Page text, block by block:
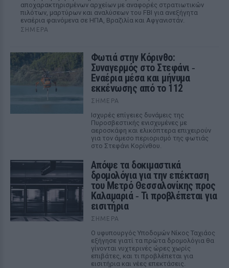
αποχαρακτηρισμένων αρχείων με αναφορές στρατιωτικών
πιλότων, μαρτύρων και αναλύσεων του FBI για ανεξήγητα
εναέρια φαινόμενα σε ΗΠΑ, Βραζιλία και Αφγανιστάν.
ΣΉΜΕΡΑ
Φωτιά στην Κόρινθο:
Συναγερμός στο Στεφάνι ‑
Εναέρια μέσα και μήνυμα
εκκένωσης από το 112
ΣΉΜΕΡΑ
Ισχυρές επίγειες δυνάμεις της
Πυροσβεστικής ενισχυμένες με
αεροσκάφη και ελικόπτερα επιχειρούν
για τον άμεσο περιορισμό της φωτιάς
στο Στεφάνι Κορίνθου.
Απόψε τα δοκιμαστικά
δρομολόγια για την επέκταση
του Μετρό Θεσσαλονίκης προς
Καλαμαριά ‑ Τι προβλέπεται για
εισιτήρια
ΣΉΜΕΡΑ
Ο υφυπουργός Υποδομών Νίκος Ταχιάος
εξήγησε γιατί τα πρώτα δρομολόγια θα
γίνονται νυχτερινές ώρες χωρίς
επιβάτες, και τι προβλέπεται για
εισιτήρια και νέες επεκτάσεις.